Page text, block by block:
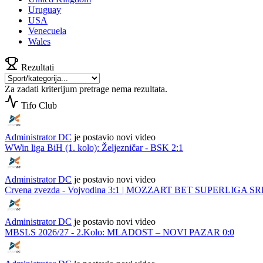
Uruguay
USA
Venecuela
Wales
Rezultati
Za zadati kriterijum pretrage nema rezultata.
Tifo Club
Administrator DC je postavio novi video
WWin liga BiH (1. kolo): Željezničar - BSK 2:1
Administrator DC je postavio novi video
Crvena zvezda - Vojvodina 3:1 | MOZZART BET SUPERLIGA
Administrator DC je postavio novi video
MBSLS 2026/27 - 2.Kolo: MLADOST – NOVI PAZAR 0:0